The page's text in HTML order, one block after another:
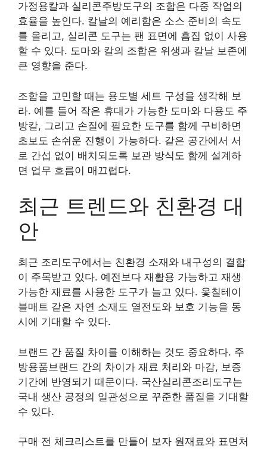
가정용칼과 실리콘주방도구의 조합은 다중 작업의
효율을 높인다. 칼날의 예리함은 소스 준비의 속도
를 올리고, 실리콘 도구는 팬 표면에 흠집 없이 사용
할 수 있다. 도마와 칼의 조합은 위생과 칼날 보존에
큰 영향을 준다.
조합을 고민할 때는 용도별 세트 구성을 생각해 보
라. 예를 들어 작은 휴대가 가능한 도마와 다용도 주
방칼, 그리고 손질에 필요한 도구를 함께 구비하면
초보도 손쉬운 진행이 가능하다. 같은 공간에서 서
로 간섭 없이 배치되도록 보관 방식도 함께 설계하
면 업무 흐름이 매끄럽다.
최근 트렌드와 친환경 대
안
최근 조리도구에서는 친환경 소재와 내구성의 결합
이 주목받고 있다. 예전보다 재활용 가능하고 재생
가능한 재료를 사용한 도구가 늘고 있다. 옻칠테이
블매트 같은 자연 소재도 열전도와 보호 기능을 동
시에 기대할 수 있다.
브랜드 간 품질 차이를 이해하는 것도 중요하다. 주
방용품브랜드 간의 차이가 재료 처리와 마감, 보증
기간에 반영되기 때문이다. 국산실리콘조리도구는
국내 생산 공정의 일관성으로 꾸준한 품질을 기대할
수 있다.
구매 전 체크리스트를 만들어 보자 원재료와 표면처